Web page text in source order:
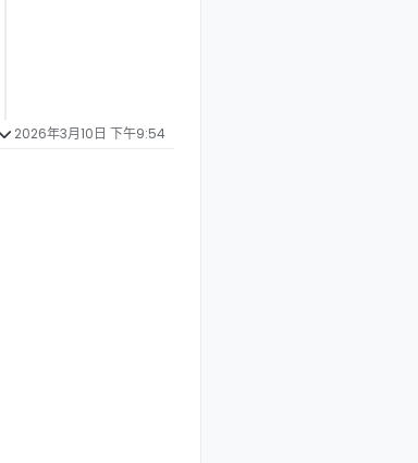
2026年3月10日 下午9:54